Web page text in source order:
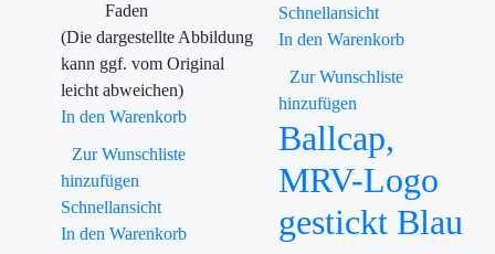
Faden
(Die dargestellte Abbildung
kann ggf. vom Original
leicht abweichen)
In den Warenkorb
Zur Wunschliste
hinzufügen
Schnellansicht
In den Warenkorb
Schnellansicht
In den Warenkorb
Zur Wunschliste
hinzufügen
Ballcap,
MRV-Logo
gestickt Blau